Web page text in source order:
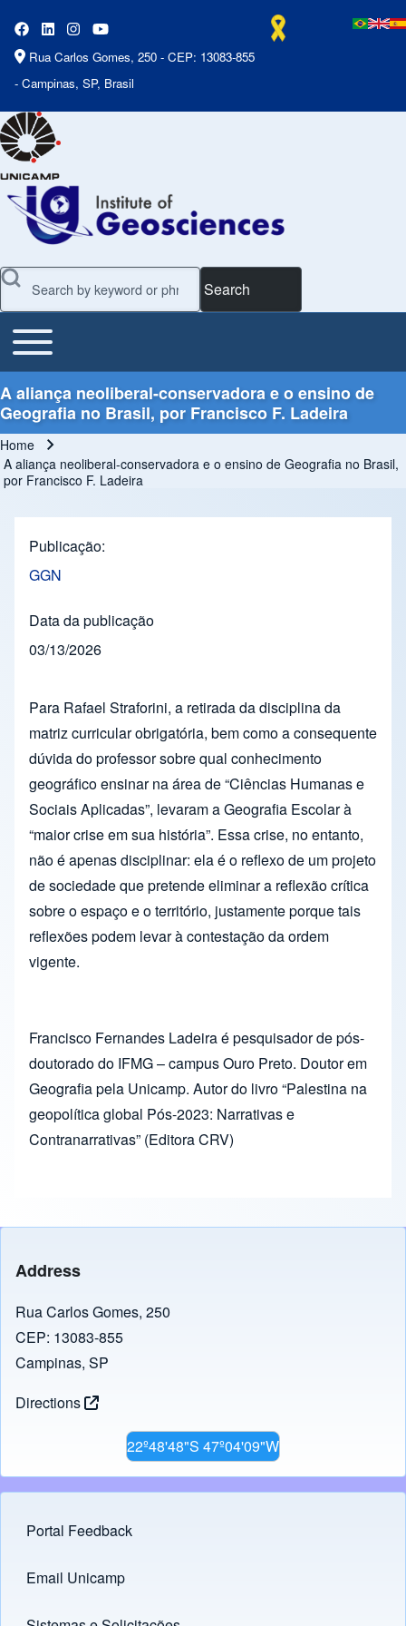
Rua Carlos Gomes, 250 - CEP: 13083-855
- Campinas, SP, Brasil
Search
Main Menu
Toggle main menu
A aliança neoliberal-conservadora e o ensino de
Geografia no Brasil, por Francisco F. Ladeira
Breadcrumb
Home
A aliança neoliberal-conservadora e o ensino de Geografia no Brasil,
por Francisco F. Ladeira
Publicação
GGN
Data da publicação
03/13/2026
Para Rafael Straforini, a retirada da disciplina da
matriz curricular obrigatória, bem como a consequente
dúvida do professor sobre qual conhecimento
geográfico ensinar na área de “Ciências Humanas e
Sociais Aplicadas”, levaram a Geografia Escolar à
“maior crise em sua história”. Essa crise, no entanto,
não é apenas disciplinar: ela é o reflexo de um projeto
de sociedade que pretende eliminar a reflexão crítica
sobre o espaço e o território, justamente porque tais
reflexões podem levar à contestação da ordem
vigente.
Francisco Fernandes Ladeira é pesquisador de pós-
doutorado do IFMG – campus Ouro Preto. Doutor em
Geografia pela Unicamp. Autor do livro “Palestina na
geopolítica global Pós-2023: Narrativas e
Contranarrativas” (Editora CRV)
Address
Rua Carlos Gomes, 250
CEP: 13083-855
Campinas, SP
Directions
22º48'48"S 47º04'09"W
Footer menu
Portal Feedback
Links
Email Unicamp
(opens in new tab)